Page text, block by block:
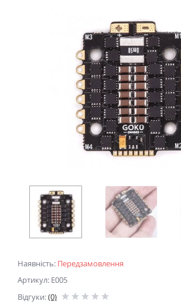
Наявність: Передзамовлення
Артикул: E005
Відгуки:(0)